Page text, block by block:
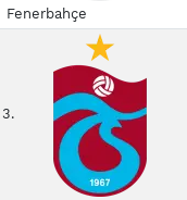
Fenerbahçe
3.